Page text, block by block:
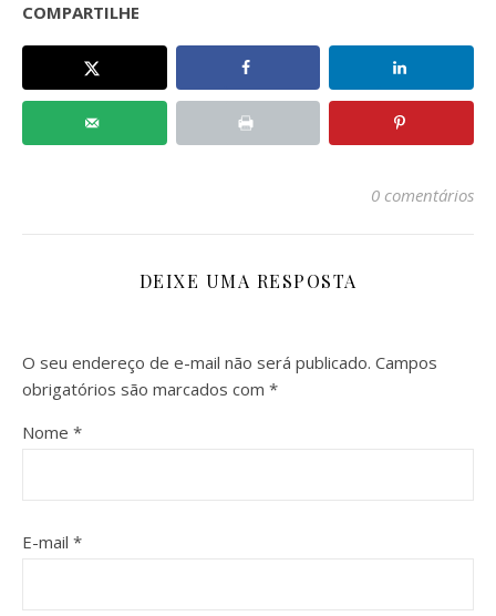
COMPARTILHE
0 comentários
DEIXE UMA RESPOSTA
O seu endereço de e-mail não será publicado. Campos
obrigatórios são marcados com *
Nome *
E-mail *